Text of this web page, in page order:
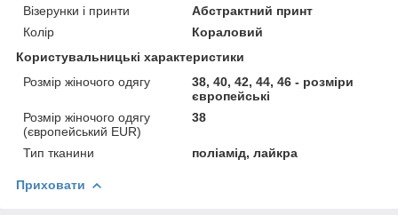
Візерунки і принти
Абстрактний принт
Колір
Кораловий
Користувальницькі характеристики
Розмір жіночого одягу
38, 40, 42, 44, 46 - розміри
європейські
Розмір жіночого одягу
(європейський EUR)
38
Тип тканини поліамід, лайкра
Приховати